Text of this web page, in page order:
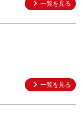
一覧を見る
一覧を見る